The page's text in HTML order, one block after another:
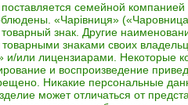
семейной компанией
«Чарівниця»
знак. Другие
знаками своих
и/или лицензиарами. Некоторые
и воспроизведение
Никакие персональные
может отличаться от